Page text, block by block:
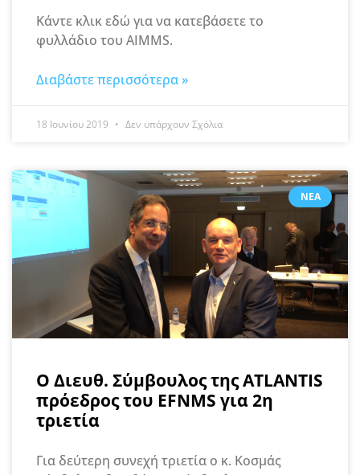
Κάντε κλικ εδώ για να κατεβάσετε το
φυλλάδιο του AIMMS.
Διαβάστε περισσότερα »
18 Ιουνίου 2019 Δεν υπάρχουν Σχόλια
ΝΈΑ
Ο Διευθ. Σύμβουλος της ATLANTIS
πρόεδρος του EFNMS για 2η
τριετία
Για δεύτερη συνεχή τριετία ο κ. Κοσμάς